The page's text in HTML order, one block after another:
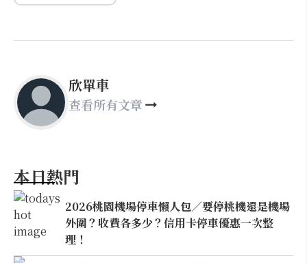
欣單車
查看所有文章
本日熱門
2026桃園機場停車懶人包／要停桃機還是機場
外圍？收費各多少？信用卡停車優惠一次整
理！